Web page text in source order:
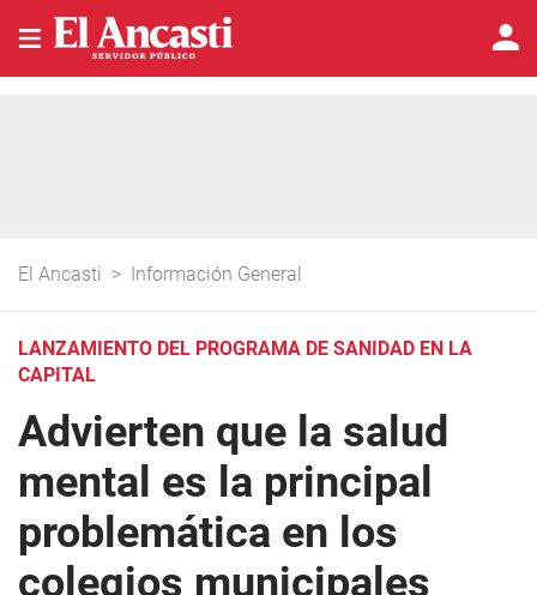
El Ancasti > Información General
LANZAMIENTO DEL PROGRAMA DE SANIDAD EN LA
CAPITAL
Advierten que la salud
mental es la principal
problemática en los
colegios municipales